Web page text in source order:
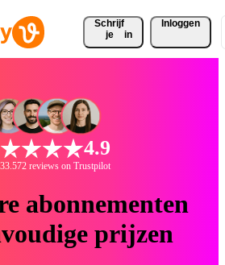
Schrijf
je
in
Inloggen
4.9
reviews on Trustpilot
abonnementen
prijzen